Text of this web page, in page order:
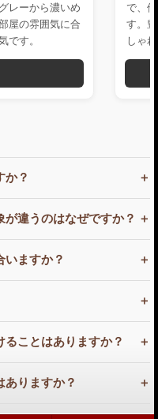
レーから濃いめ
屋の雰囲気に合
です。
で、
す。
しゃ
か？
違うのはなぜですか？
いますか？
ことはありますか？
ありますか？